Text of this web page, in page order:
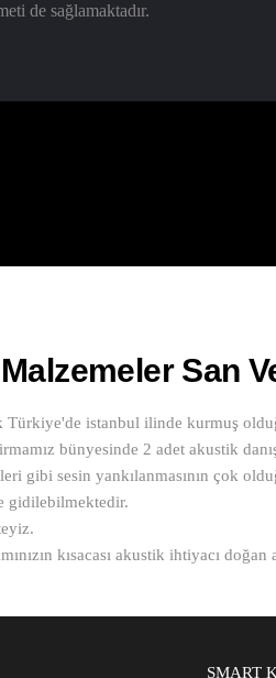
de sağlamaktadır.
San
istanbul ilinde kurmuş
bünyesinde 2 adet akustik
gibi sesin yankılanmasının çok
gidilebilmektedir.
kısacası akustik ihtiyacı
SMART